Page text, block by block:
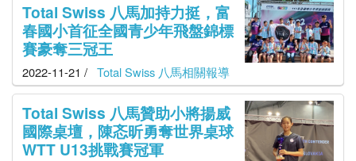
社區深耕
獎勵旅遊
新聞管理
Total Swiss 八馬加持力挺，富
春國小首征全國青少年飛盤錦標
賽豪奪三冠王
2022-11-21 / Total Swiss 八馬相關報導
Total Swiss 八馬贊助小將揚威
國際桌壇，陳忞昕勇奪世界桌球
WTT U13挑戰賽冠軍